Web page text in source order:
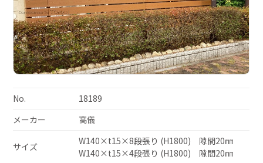
No.
18189
メーカー
高儀
サイズ
W140×t15×8段張り (H1800) 隙間20㎜
W140×t15×4段張り (H1800) 隙間20㎜